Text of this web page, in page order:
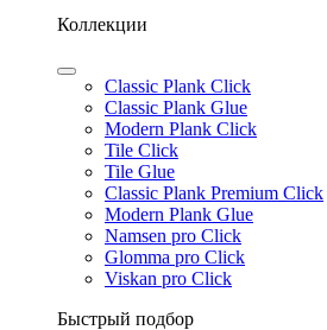
Коллекции
Classic Plank Click
Classic Plank Glue
Modern Plank Click
Tile Click
Tile Glue
Classic Plank Premium Click
Modern Plank Glue
Namsen pro Click
Glomma pro Click
Viskan pro Click
Быстрый подбор